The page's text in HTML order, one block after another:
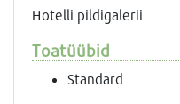
Hotelli pildigalerii
Toatüübid
Standard